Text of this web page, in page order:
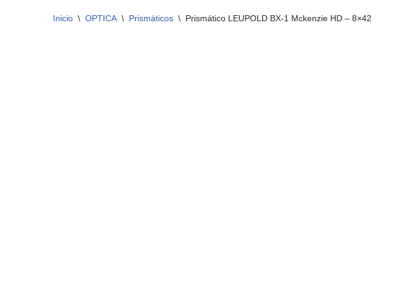
Inicio \ OPTICA \ Prismáticos \ Prismático LEUPOLD BX-1 Mckenzie HD – 8×42